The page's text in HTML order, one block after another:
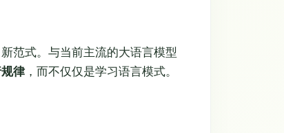
范式。与当前主流的大语言模型
律，而不仅仅是学习语言模式。